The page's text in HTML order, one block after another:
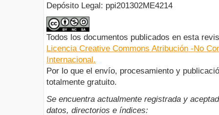
Depósito Legal: ppi201302ME4214
Todos los documentos publicados en esta
Licencia Creative Commons Atribución -No
Internacional.
Por lo que el envío, procesamiento y
totalmente gratuito.
Se encuentra actualmente registrada y
datos, directorios e índices: